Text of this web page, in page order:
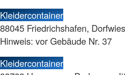
Kleidercontainer
88045 Friedrichshafen,
Hinweis: vor Gebäude Nr. 37
Kleidercontainer